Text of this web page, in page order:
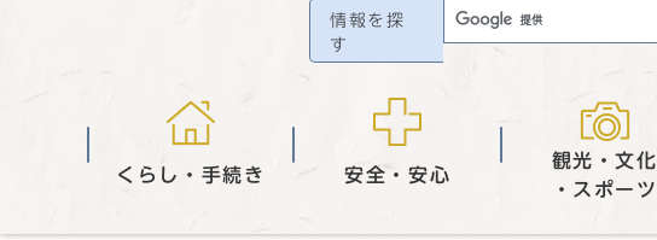
情報を探
す
くらし・手続き 安全・安心
観光・文化
・スポーツ